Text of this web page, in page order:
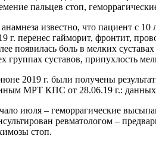
пальцев стоп,
известно, что пациент с
г. перенес гайморит, фронтит,
появилась боль в мелких
группах суставов, припухлость
2019 г. были получены
МРТ КПС от 28.06.19 г.: данных
июля – геморрагические
ревматологом –
стоп.